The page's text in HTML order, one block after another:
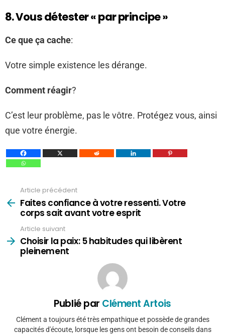
8. Vous détester « par principe »
Ce que ça cache:
Votre simple existence les dérange.
Comment réagir?
C’est leur problème, pas le vôtre. Protégez vous, ainsi
que votre énergie.
plus
Article précédent
Faites confiance à votre ressenti. Votre
corps sait avant votre esprit
Article suivant
Choisir la paix: 5 habitudes qui libèrent
pleinement
Publié par Clément Artois
Clément a toujours été très empathique et possède de grandes
capacités d'écoute, lorsque les gens ont besoin de conseils dans